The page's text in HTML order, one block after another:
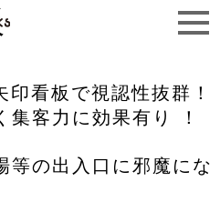
印看板で視認性抜群！
客力に効果有り ！
等の出入口に邪魔にな